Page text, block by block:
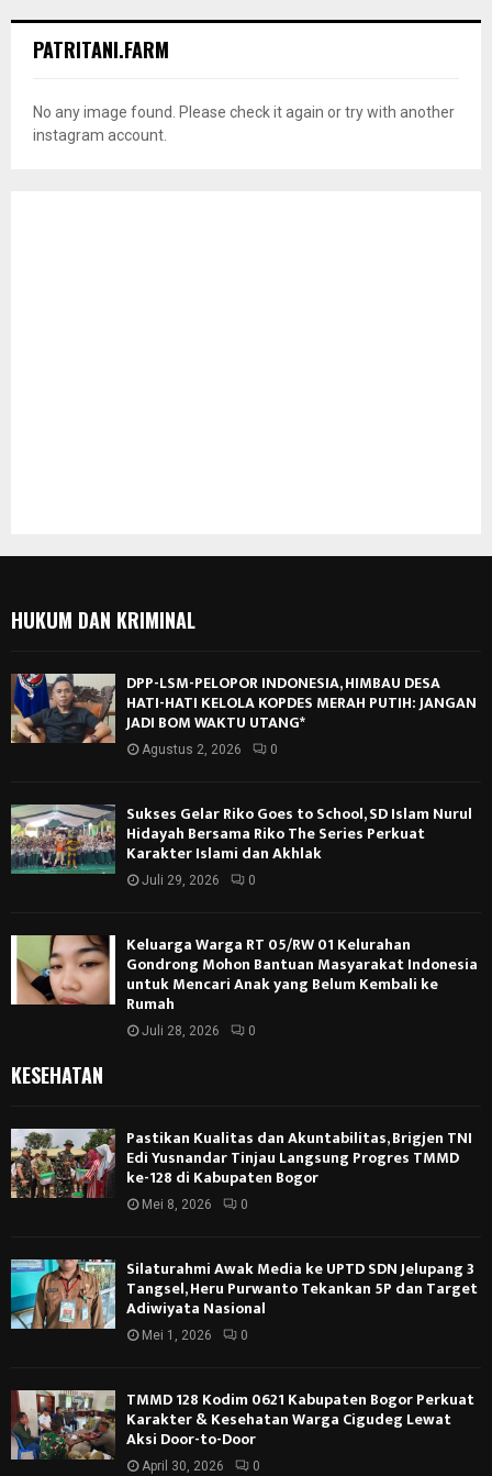
PATRITANI.FARM
No any image found. Please check it again or try with another
instagram account.
HUKUM DAN KRIMINAL
DPP-LSM-PELOPOR INDONESIA, HIMBAU DESA
HATI-HATI KELOLA KOPDES MERAH PUTIH: JANGAN
JADI BOM WAKTU UTANG*
Agustus 2, 2026 0
Sukses Gelar Riko Goes to School, SD Islam Nurul
Hidayah Bersama Riko The Series Perkuat
Karakter Islami dan Akhlak
Juli 29, 2026 0
Keluarga Warga RT 05/RW 01 Kelurahan
Gondrong Mohon Bantuan Masyarakat Indonesia
untuk Mencari Anak yang Belum Kembali ke
Rumah
Juli 28, 2026 0
KESEHATAN
Pastikan Kualitas dan Akuntabilitas, Brigjen TNI
Edi Yusnandar Tinjau Langsung Progres TMMD
ke-128 di Kabupaten Bogor
Mei 8, 2026 0
Silaturahmi Awak Media ke UPTD SDN Jelupang 3
Tangsel, Heru Purwanto Tekankan 5P dan Target
Adiwiyata Nasional
Mei 1, 2026 0
TMMD 128 Kodim 0621 Kabupaten Bogor Perkuat
Karakter & Kesehatan Warga Cigudeg Lewat
Aksi Door-to-Door
April 30, 2026 0